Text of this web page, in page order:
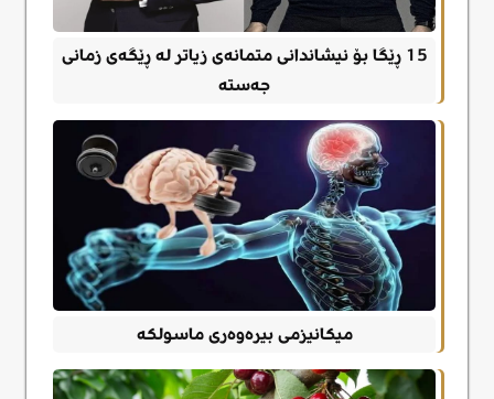
15 ڕێگا بۆ نیشاندانی متمانەی زیاتر لە ڕێگەی زمانی
جەستە
میکانیزمی بیرەوەری ماسولکە